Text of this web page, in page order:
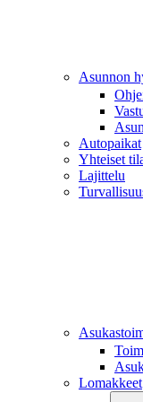
Asunnon
Autopaikat
Yhteiset
Lajittelu
Lomakkeet